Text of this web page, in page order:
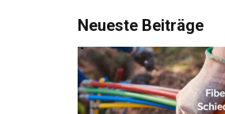
Neueste Beiträge